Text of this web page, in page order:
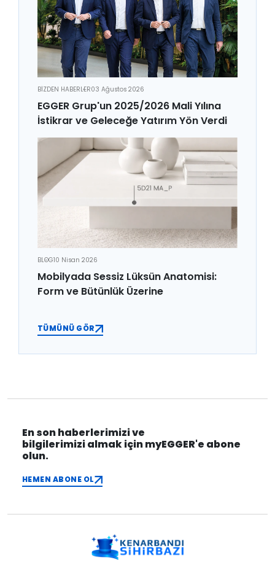
BİZDEN HABERLER03 Ağustos 2026
EGGER Grup'un 2025/2026 Mali Yılına
İstikrar ve Geleceğe Yatırım Yön Verdi
BLOG10 Nisan 2026
Mobilyada Sessiz Lüksün Anatomisi:
Form ve Bütünlük Üzerine
TÜMÜNÜ GÖR
En son haberlerimizi ve
bilgilerimizi almak için myEGGER'e abone
olun.
HEMEN ABONE OL